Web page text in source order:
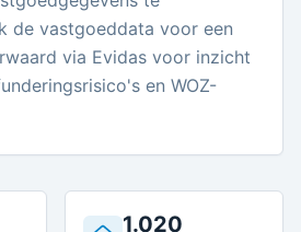
de vastgoeddata voor een
via Evidas voor inzicht
en WOZ-
1.020